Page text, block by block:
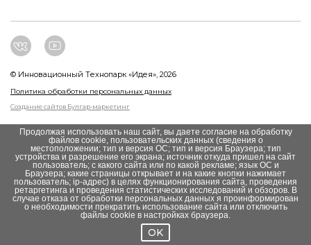
© Инновационный Tехнопарк «Идея», 2026
Политика обработки персональных данных
Создание сайтов Булгар-маркетинг
Продолжая использовать наш сайт, вы даете согласие на обработку
файлов cookie, пользовательских данных (сведения о
местоположении; тип и версия ОС; тип и версия Браузера; тип
устройства и разрешение его экрана; источник откуда пришел на сайт
пользователь; с какого сайта или по какой рекламе; язык ОС и
Браузера; какие страницы открывает и на какие кнопки нажимает
пользователь; ip-адрес) в целях функционирования сайта, проведения
ретаргетинга и проведения статистических исследований и обзоров. В
случае отказа от обработки персональных данных я проинформирован
о необходимости прекратить использование сайта или отключить
файлы cookie в настройках браузера.
OK